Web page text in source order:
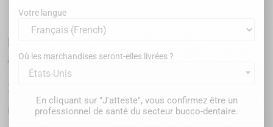
DTE® ou NSK® ou SATELEC®
DTE WOODPECKER - INSERT ED20D
36,00 €
Référence :WP-ED20D
Votre langue
Où les marchandises seront-elles livrées ?
États-Unis
En cliquant sur "J'atteste", vous confirmez être un
professionnel de santé du secteur bucco-dentaire.